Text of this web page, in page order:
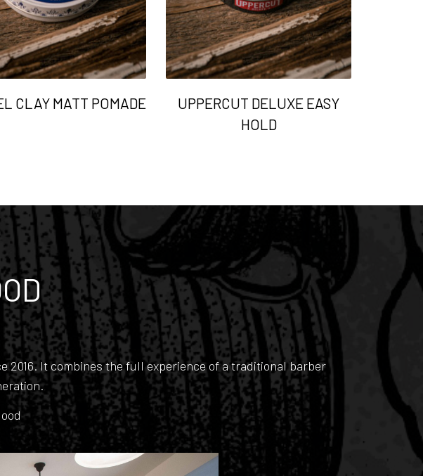
CLAY MATT POMADE
UPPERCUT DELUXE EASY
HOLD
It combines the full experience of a traditional barber